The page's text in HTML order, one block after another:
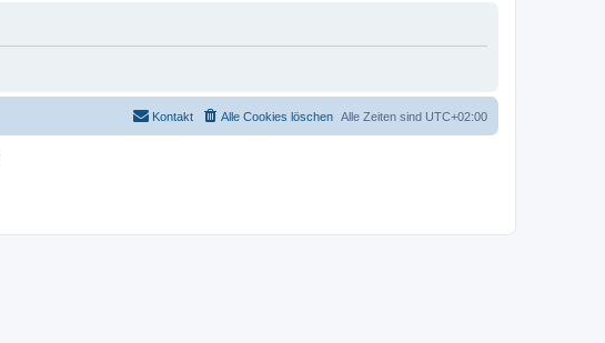
Alle Zeiten sind UTC+02:00
Alle Cookies löschen
Kontakt